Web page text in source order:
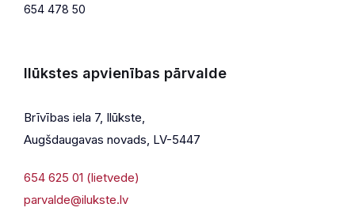
654 478 50
Ilūkstes apvienības pārvalde
Brīvības iela 7, Ilūkste,
Augšdaugavas novads, LV-5447
654 625 01 (lietvede)
parvalde@ilukste.lv